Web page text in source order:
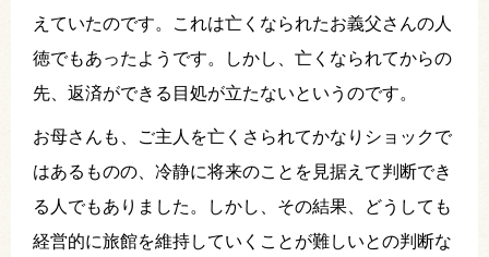
えていたのです。これは亡くなられたお義父さんの人
徳でもあったようです。しかし、亡くなられてからの
先、返済ができる目処が立たないというのです。
お母さんも、ご主人を亡くさられてかなりショックで
はあるものの、冷静に将来のことを見据えて判断でき
る人でもありました。しかし、その結果、どうしても
経営的に旅館を維持していくことが難しいとの判断な